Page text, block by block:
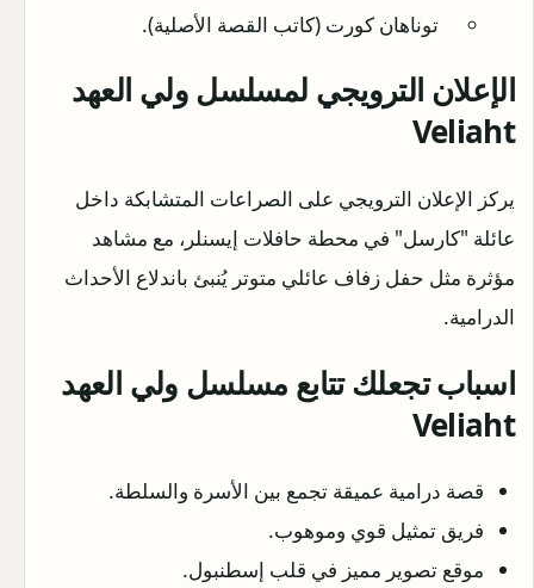
توناهان كورت (كاتب القصة الأصلية).
الإعلان الترويجي لمسلسل ولي العهد
Veliaht
يركز الإعلان الترويجي على الصراعات المتشابكة داخل
عائلة "كارسل" في محطة حافلات إيسنلر، مع مشاهد
مؤثرة مثل حفل زفاف عائلي متوتر يُنبئ باندلاع الأحداث
الدرامية.
اسباب تجعلك تتابع مسلسل ولي العهد
Veliaht
قصة درامية عميقة تجمع بين الأسرة والسلطة.
فريق تمثيل قوي وموهوب.
موقع تصوير مميز في قلب إسطنبول.